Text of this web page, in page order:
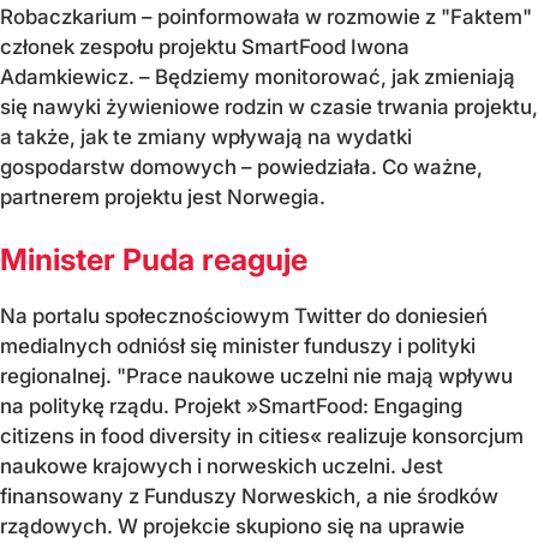
Robaczkarium – poinformowała w rozmowie z "Faktem"
członek zespołu projektu SmartFood Iwona
Adamkiewicz. – Będziemy monitorować, jak zmieniają
się nawyki żywieniowe rodzin w czasie trwania projektu,
a także, jak te zmiany wpływają na wydatki
gospodarstw domowych – powiedziała. Co ważne,
partnerem projektu jest Norwegia.
Minister Puda reaguje
Na portalu społecznościowym Twitter do doniesień
medialnych odniósł się minister funduszy i polityki
regionalnej. "Prace naukowe uczelni nie mają wpływu
na politykę rządu. Projekt »SmartFood: Engaging
citizens in food diversity in cities« realizuje konsorcjum
naukowe krajowych i norweskich uczelni. Jest
finansowany z Funduszy Norweskich, a nie środków
rządowych. W projekcie skupiono się na uprawie